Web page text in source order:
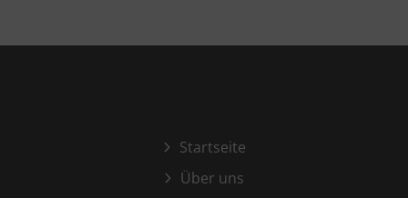
Startseite
Über uns